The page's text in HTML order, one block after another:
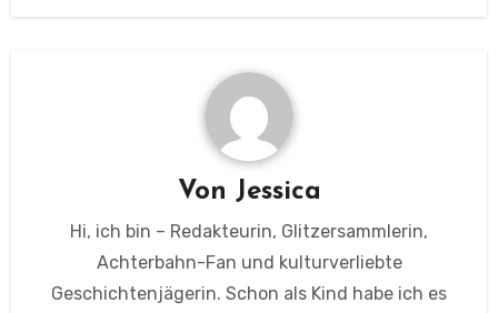
Von Jessica
Hi, ich bin – Redakteurin, Glitzersammlerin,
Achterbahn-Fan und kulturverliebte
Geschichtenjägerin. Schon als Kind habe ich es